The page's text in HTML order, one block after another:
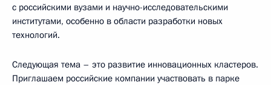
с российскими вузами и научно-исследовательскими
институтами, особенно в области разработки новых
технологий.
Следующая тема – это развитие инновационных кластеров.
Приглашаем российские компании участвовать в парке